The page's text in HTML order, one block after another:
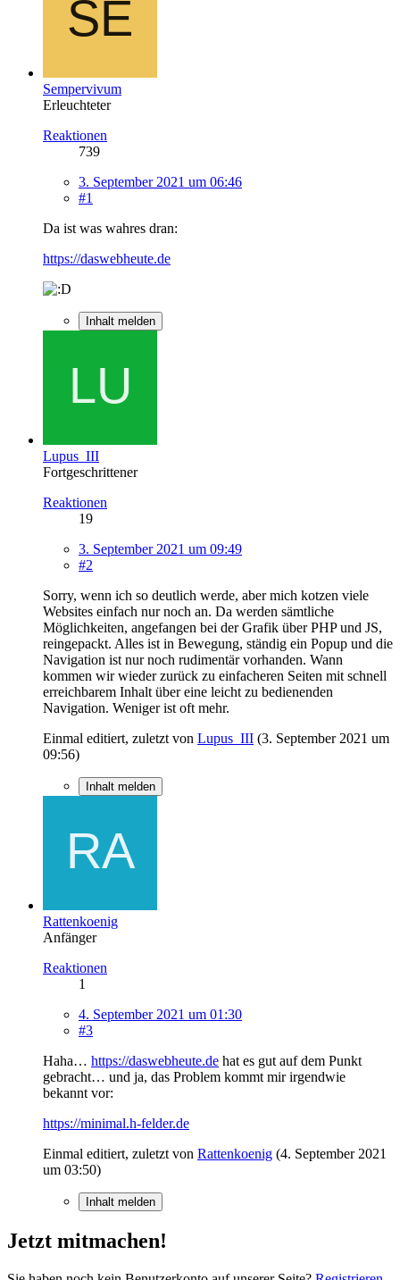
Sempervivum
Erleuchteter
Reaktionen
739
3. September 2021 um 06:46
#1
Da ist was wahres dran:
https://daswebheute.de
Inhalt melden
Lupus_III
Fortgeschrittener
Reaktionen
19
3. September 2021 um 09:49
#2
Sorry, wenn ich so deutlich werde, aber mich kotzen viele
Websites einfach nur noch an. Da werden sämtliche
Möglichkeiten, angefangen bei der Grafik über PHP und JS,
reingepackt. Alles ist in Bewegung, ständig ein Popup und die
Navigation ist nur noch rudimentär vorhanden. Wann
kommen wir wieder zurück zu einfacheren Seiten mit schnell
erreichbarem Inhalt über eine leicht zu bedienenden
Navigation. Weniger ist oft mehr.
Einmal editiert, zuletzt von Lupus_III (3. September 2021 um
09:56)
Inhalt melden
Rattenkoenig
Anfänger
Reaktionen
1
4. September 2021 um 01:30
#3
Haha… https://daswebheute.de hat es gut auf dem Punkt
gebracht… und ja, das Problem kommt mir irgendwie
bekannt vor:
https://minimal.h-felder.de
Einmal editiert, zuletzt von Rattenkoenig (4. September 2021
um 03:50)
Inhalt melden
Jetzt mitmachen!